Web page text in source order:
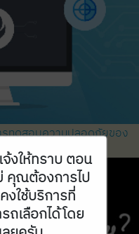
รทดสอบความปลอดภัยของ
ตัว?
งให้ทราบ ตอน
คุณต้องการไป
งใช้บริการที่
ถเลือกได้โดย